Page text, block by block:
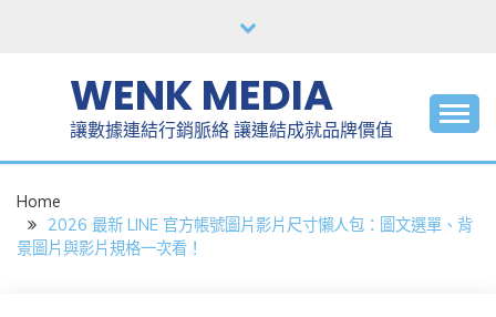
WENK MEDIA
讓數據連結行銷脈絡 讓連結成就品牌價值
Home
2026 最新 LINE 官方帳號圖片影片尺寸懶人包：圖文選單、背
景圖片與影片規格一次看！